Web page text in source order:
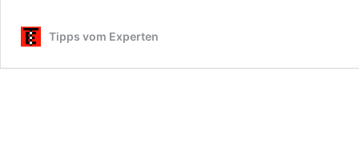
Tipps vom Experten